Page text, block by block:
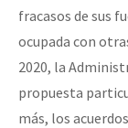
fracasos de sus
ocupada con
2020, la
propuesta
más, los